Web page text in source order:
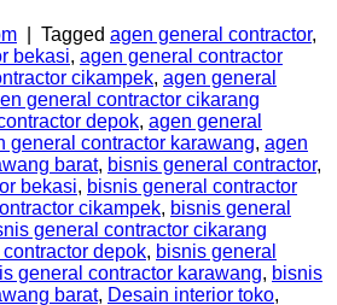
Tagged agen general contractor,
bekasi, agen general contractor
cikampek, agen general
general contractor cikarang
depok, agen general
general contractor karawang, agen
barat, bisnis general contractor,
bekasi, bisnis general contractor
cikampek, bisnis general
general contractor cikarang
depok, bisnis general
general contractor karawang, bisnis
barat, Desain interior toko,